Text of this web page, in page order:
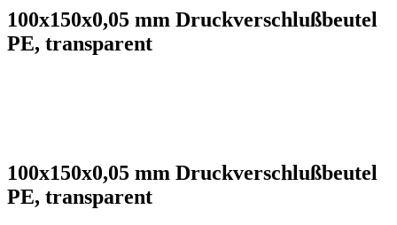
100x150x0,05 mm Druckverschlußbeutel
PE, transparent
100x150x0,05 mm Druckverschlußbeutel
PE, transparent